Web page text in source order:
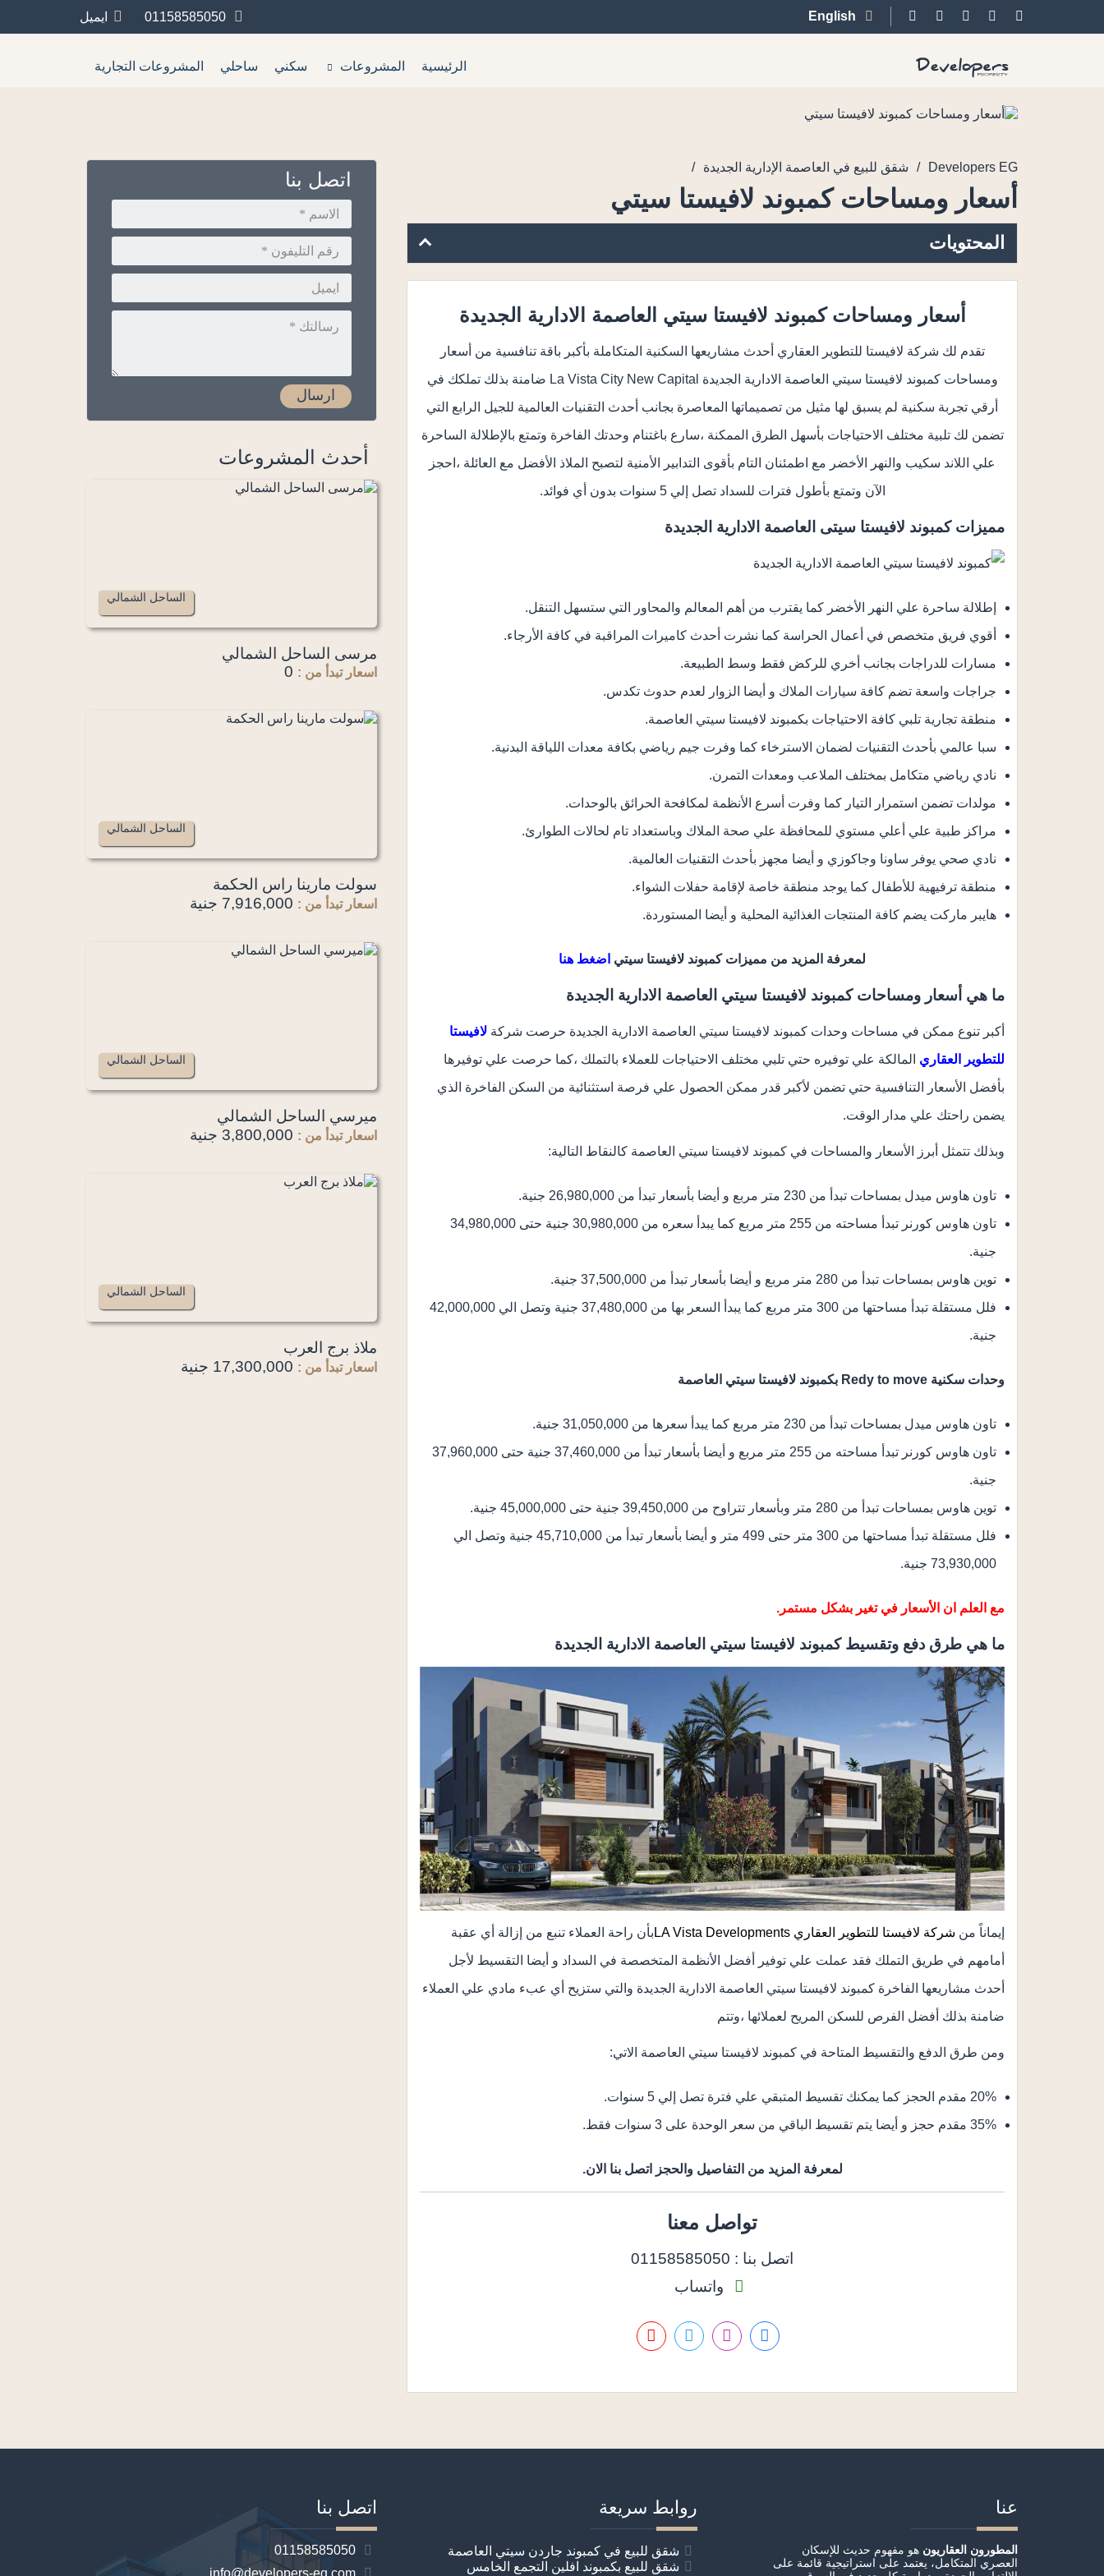
English
01158585050 ايميل
الرئيسية المشروعات سكني ساحلي المشروعات التجارية
اتصل بنا
أحدث المشروعات
الساحل الشمالي
مرسى الساحل الشمالي
اسعار تبدأ من : 0
الساحل الشمالي
سولت مارينا راس الحكمة
اسعار تبدأ من : 7,916,000 جنية
الساحل الشمالي
ميرسي الساحل الشمالي
اسعار تبدأ من : 3,800,000 جنية
الساحل الشمالي
ملاذ برج العرب
اسعار تبدأ من : 17,300,000 جنية
Developers EG
/ شقق للبيع في العاصمة الإدارية الجديدة /
أسعار ومساحات كمبوند لافيستا سيتي
المحتويات
أسعار ومساحات كمبوند لافيستا سيتي العاصمة الادارية الجديدة
تقدم لك شركة لافيستا للتطوير العقاري أحدث مشاريعها السكنية المتكاملة بأكبر باقة تنافسية من أسعار
ومساحات كمبوند لافيستا سيتي العاصمة الادارية الجديدة La Vista City New Capital ضامنة بذلك تملكك في
أرقي تجربة سكنية لم يسبق لها مثيل من تصميماتها المعاصرة بجانب أحدث التقنيات العالمية للجيل الرابع التي
تضمن لك تلبية مختلف الاحتياجات بأسهل الطرق الممكنة ،سارع باغتنام وحدتك الفاخرة وتمتع بالإطلالة الساحرة
علي اللاند سكيب والنهر الأخضر مع اطمئنان التام بأقوى التدابير الأمنية لتصبح الملاذ الأفضل مع العائلة ،احجز
الآن وتمتع بأطول فترات للسداد تصل إلي 5 سنوات بدون أي فوائد.
مميزات كمبوند لافيستا سيتى العاصمة الادارية الجديدة
إطلالة ساحرة علي النهر الأخضر كما يقترب من أهم المعالم والمحاور التي ستسهل التنقل.
أقوي فريق متخصص في أعمال الحراسة كما نشرت أحدث كاميرات المراقبة في كافة الأرجاء.
مسارات للدراجات بجانب أخري للركض فقط وسط الطبيعة.
جراجات واسعة تضم كافة سيارات الملاك و أيضا الزوار لعدم حدوث تكدس.
منطقة تجارية تلبي كافة الاحتياجات بكمبوند لافيستا سيتي العاصمة.
سبا عالمي بأحدث التقنيات لضمان الاسترخاء كما وفرت جيم رياضي بكافة معدات اللياقة البدنية.
نادي رياضي متكامل بمختلف الملاعب ومعدات التمرن.
مولدات تضمن استمرار التيار كما وفرت أسرع الأنظمة لمكافحة الحرائق بالوحدات.
مراكز طبية علي أعلي مستوي للمحافظة علي صحة الملاك وباستعداد تام لحالات الطوارئ.
نادي صحي يوفر ساونا وجاكوزي و أيضا مجهز بأحدث التقنيات العالمية.
منطقة ترفيهية للأطفال كما يوجد منطقة خاصة لإقامة حفلات الشواء.
هايبر ماركت يضم كافة المنتجات الغذائية المحلية و أيضا المستوردة.
لمعرفة المزيد من مميزات كمبوند لافيستا سيتي اضغط هنا
ما هي أسعار ومساحات كمبوند لافيستا سيتي العاصمة الادارية الجديدة
أكبر تنوع ممكن في مساحات وحدات كمبوند لافيستا سيتي العاصمة الادارية الجديدة حرصت شركة لافيستا
للتطوير العقاري المالكة علي توفيره حتي تلبي مختلف الاحتياجات للعملاء بالتملك ،كما حرصت علي توفيرها
بأفضل الأسعار التنافسية حتي تضمن لأكبر قدر ممكن الحصول علي فرصة استثنائية من السكن الفاخرة الذي
يضمن راحتك علي مدار الوقت.
وبذلك تتمثل أبرز الأسعار والمساحات في كمبوند لافيستا سيتي العاصمة كالنقاط التالية:
تاون هاوس ميدل بمساحات تبدأ من 230 متر مربع و أيضا بأسعار تبدأ من 26,980,000 جنية.
تاون هاوس كورنر تبدأ مساحته من 255 متر مربع كما يبدأ سعره من 30,980,000 جنية حتى 34,980,000
جنية.
توين هاوس بمساحات تبدأ من 280 متر مربع و أيضا بأسعار تبدأ من 37,500,000 جنية.
فلل مستقلة تبدأ مساحتها من 300 متر مربع كما يبدأ السعر بها من 37,480,000 جنية وتصل الي 42,000,000
جنية.
وحدات سكنية Redy to move بكمبوند لافيستا سيتي العاصمة
تاون هاوس ميدل بمساحات تبدأ من 230 متر مربع كما يبدأ سعرها من 31,050,000 جنية.
تاون هاوس كورنر تبدأ مساحته من 255 متر مربع و أيضا بأسعار تبدأ من 37,460,000 جنية حتى 37,960,000
جنية.
توين هاوس بمساحات تبدأ من 280 متر وبأسعار تتراوح من 39,450,000 جنية حتى 45,000,000 جنية.
فلل مستقلة تبدأ مساحتها من 300 متر حتى 499 متر و أيضا بأسعار تبدأ من 45,710,000 جنية وتصل الي
73,930,000 جنية.
مع العلم ان الأسعار في تغير بشكل مستمر.
ما هي طرق دفع وتقسيط كمبوند لافيستا سيتي العاصمة الادارية الجديدة
إيماناً من شركة لافيستا للتطوير العقاري LA Vista Developments
بأن راحة العملاء تنبع من إزالة أي عقبة
أمامهم في طريق التملك فقد عملت علي توفير أفضل الأنظمة المتخصصة في السداد و أيضا التقسيط لأجل
أحدث مشاريعها الفاخرة كمبوند لافيستا سيتي العاصمة الادارية الجديدة والتي ستزيح أي عبء مادي علي العملاء
ضامنة بذلك أفضل الفرص للسكن المريح لعملائها ،وتتم
ومن طرق الدفع والتقسيط المتاحة في كمبوند لافيستا سيتي العاصمة الاتي:
20% مقدم الحجز كما يمكنك تقسيط المتبقي علي فترة تصل إلي 5 سنوات.
35% مقدم حجز و أيضا يتم تقسيط الباقي من سعر الوحدة على 3 سنوات فقط.
لمعرفة المزيد من التفاصيل والحجز اتصل بنا الان.
تواصل معنا
اتصل بنا : 01158585050
واتساب
عنا
المطورون العقاريون هو مفهوم حديث للإسكان
العصري المتكامل، يعتمد على استراتيجية قائمة على
روابط سريعة
شقق للبيع في كمبوند جاردن سيتي العاصمة
شقق للبيع بكمبوند افلين التجمع الخامس
اتصل بنا